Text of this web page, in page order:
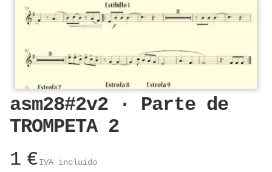
asm28#2v2 · Parte de
TROMPETA 2
1 € IVA incluido